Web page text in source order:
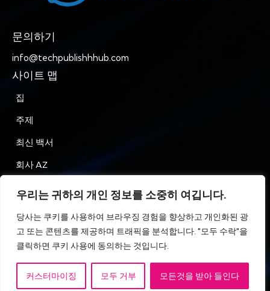
우리는 귀하의 개인 정보를 소중히 여깁니다.
당사는 쿠키를 사용하여 브라우징 경험을 향상하고 개인화된 광
고 또는 콘텐츠를 제공하며 트래픽을 분석합니다. "모두 수락"을
클릭하면 쿠키 사용에 동의하는 것입니다.
커스터마이징 모두 거부 모든것을 받아 들인다
문의하기
info@techpublishhhub.com
사이트 맵
집
주제
최신 백서
회사 AZ
문의하기
이용약관
IT 기술 게시 허브 © All Rights Reserved.